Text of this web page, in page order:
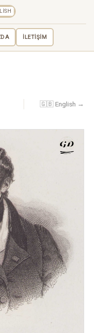
İLETİŞİM
🇬🇧 English →